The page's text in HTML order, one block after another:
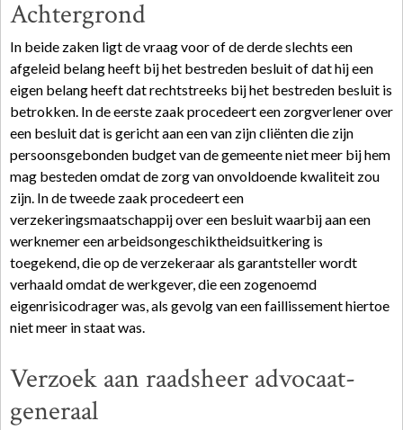
Achtergrond
In beide zaken ligt de vraag voor of de derde slechts een
afgeleid belang heeft bij het bestreden besluit of dat hij een
eigen belang heeft dat rechtstreeks bij het bestreden besluit is
betrokken. In de eerste zaak procedeert een zorgverlener over
een besluit dat is gericht aan een van zijn cliënten die zijn
persoonsgebonden budget van de gemeente niet meer bij hem
mag besteden omdat de zorg van onvoldoende kwaliteit zou
zijn. In de tweede zaak procedeert een
verzekeringsmaatschappij over een besluit waarbij aan een
werknemer een arbeidsongeschiktheidsuitkering is
toegekend, die op de verzekeraar als garantsteller wordt
verhaald omdat de werkgever, die een zogenoemd
eigenrisicodrager was, als gevolg van een faillissement hiertoe
niet meer in staat was.
Verzoek aan raadsheer advocaat-
generaal